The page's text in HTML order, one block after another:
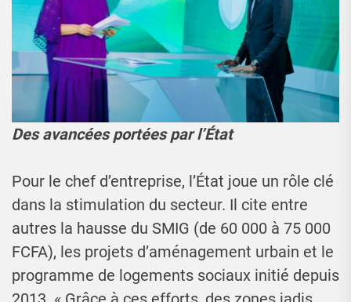
Des avancées portées par l’État
Pour le chef d’entreprise, l’État joue un rôle clé
dans la stimulation du secteur. Il cite entre
autres la hausse du SMIG (de 60 000 à 75 000
FCFA), les projets d’aménagement urbain et le
programme de logements sociaux initié depuis